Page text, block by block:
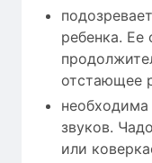
ребенка.
отстающее
необходима
звуков.
или